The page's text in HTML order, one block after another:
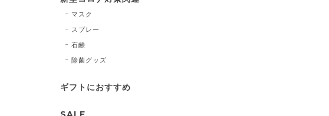
マスク
スプレー
石鹸
除菌グッズ
ギフトにおすすめ